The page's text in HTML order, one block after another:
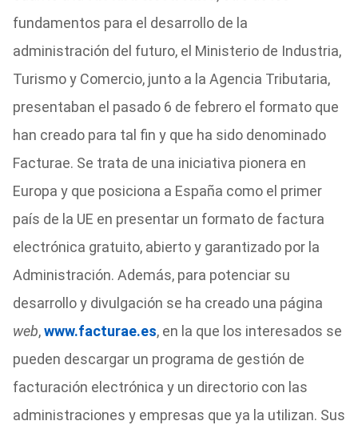
fundamentos para el desarrollo de la
administración del futuro, el Ministerio de Industria,
Turismo y Comercio, junto a la Agencia Tributaria,
presentaban el pasado 6 de febrero el formato que
han creado para tal fin y que ha sido denominado
Facturae. Se trata de una iniciativa pionera en
Europa y que posiciona a España como el primer
país de la UE en presentar un formato de factura
electrónica gratuito, abierto y garantizado por la
Administración. Además, para potenciar su
desarrollo y divulgación se ha creado una página
web,www.facturae.es, en la que los interesados se
pueden descargar un programa de gestión de
facturación electrónica y un directorio con las
administraciones y empresas que ya la utilizan. Sus